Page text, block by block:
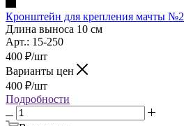
Кронштейн для крепления мачты №2
Длина выноса 10 см
Арт.: 15-250
400 ₽/шт
Варианты цен
400 ₽/шт
Подробности